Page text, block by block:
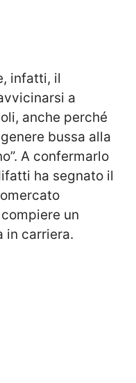
infatti, il
a
anche perché
bussa alla
A confermarlo
ha segnato il
un
in carriera.